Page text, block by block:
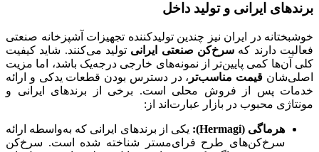
برندهای ایرانی و تولید داخل
خوشبختانه در ایران نیز چندین تولیدکننده تجهیزات آشپزخانه صنعتی
فعالیت دارند که سرخ‌کن صنعتی ایرانی تولید می‌کنند. شاید کیفیت
کلی آن‌ها کمی پایین‌تر از نمونه‌های خارجی درجه‌یک باشد، اما مزیت
اصلی‌شان قیمت مناسب‌تر ، در دسترس بودن قطعات یدکی و ارائه
خدمات پس از فروش محلی است. برخی از برندهای ایرانی و
مونتاژی محبوب در بازار عبارت‌اند از:
هرماگی (Hermagi):
یکی از برندهای ایرانی که به‌واسطه ارائه
سرخ‌کن‌های طرح فرای‌مستر شناخته شده است. سرخ‌کن